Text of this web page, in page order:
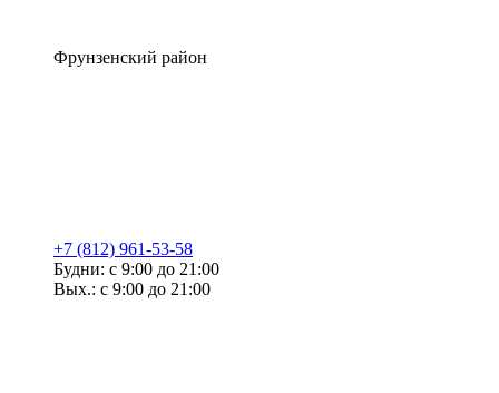
Фрунзенский район
+7 (812) 961-53-58
Будни: с 9:00 до 21:00
Вых.: с 9:00 до 21:00